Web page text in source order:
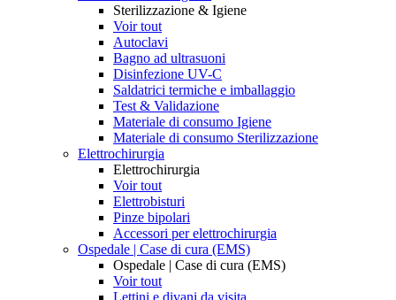
Sterilizzazione & Igiene
Voir tout
Autoclavi
Bagno ad ultrasuoni
Disinfezione UV-C
Saldatrici termiche e imballaggio
Test & Validazione
Materiale di consumo Igiene
Materiale di consumo Sterilizzazione
Elettrochirurgia
Elettrochirurgia
Voir tout
Elettrobisturi
Pinze bipolari
Accessori per elettrochirurgia
Ospedale | Case di cura (EMS)
Ospedale | Case di cura (EMS)
Voir tout
Lettini e divani da visita